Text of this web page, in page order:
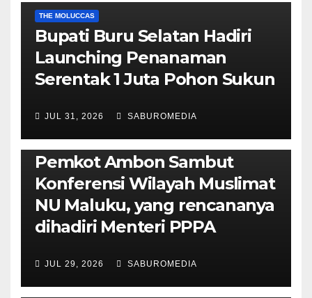
THE MOLUCCAS
Bupati Buru Selatan Hadiri
Launching Penanaman
Serentak 1 Juta Pohon Sukun
JUL 31, 2026 SABUROMEDIA
AMBON METRO JURNALISME AKTIVIS
POLITIK & PEMERINTAHAN
Pemkot Ambon Sambut
Konferensi Wilayah Muslimat
NU Maluku, yang rencananya
dihadiri Menteri PPPA
JUL 29, 2026 SABUROMEDIA
AMBON METRO POLITIK & PEMERINTAHAN